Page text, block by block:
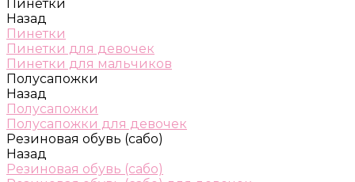
Пинетки
Назад
Пинетки
Пинетки для девочек
Пинетки для мальчиков
Полусапожки
Назад
Полусапожки
Полусапожки для девочек
Резиновая обувь (сабо)
Назад
Резиновая обувь (сабо)